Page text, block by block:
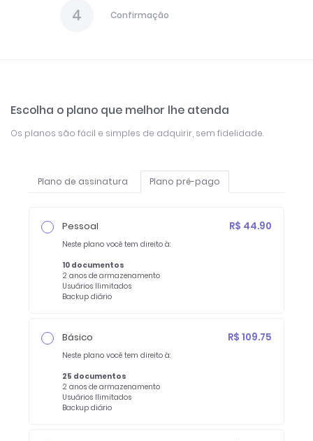
4 Confirmação
Escolha o plano que melhor lhe atenda
Os planos são fácil e simples de adquirir, sem fidelidade.
Plano de assinatura Plano pré-pago
Pessoal R$ 44.90
Neste plano você tem direito à:
10 documentos
2 anos de armazenamento
Usuários Ilimitados
Backup diário
Básico R$ 109.75
Neste plano você tem direito à:
25 documentos
2 anos de armazenamento
Usuários Ilimitados
Backup diário